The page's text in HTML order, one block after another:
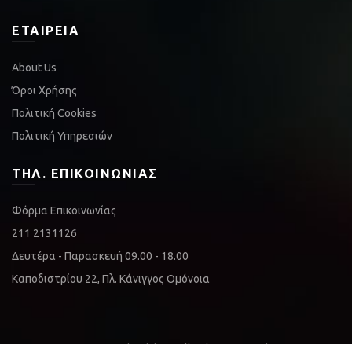
ΕΤΑΙΡΕΊΑ
About Us
Όροι Χρήσης
Πολιτική Cookies
Πολιτική Υπηρεσιών
ΤΗΛ. ΕΠΙΚΟΙΝΩΝΊΑΣ
Φόρμα Επικοινωνίας
211 2131126
Δευτέρα - Παρασκευή 09.00 - 18.00
Καποδιστρίου 22, Πλ. Κάνιγγος Ομόνοια